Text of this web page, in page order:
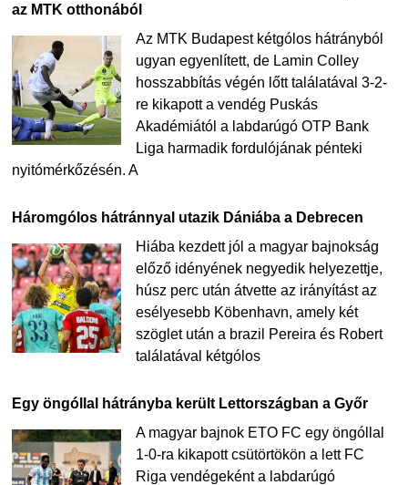
az MTK otthonából
Az MTK Budapest kétgólos hátrányból
ugyan egyenlített, de Lamin Colley
hosszabbítás végén lőtt találatával 3-2-
re kikapott a vendég Puskás
Akadémiától a labdarúgó OTP Bank
Liga harmadik fordulójának pénteki
nyitómérkőzésén. A
Háromgólos hátránnyal utazik Dániába a Debrecen
Hiába kezdett jól a magyar bajnokság
előző idényének negyedik helyezettje,
húsz perc után átvette az irányítást az
esélyesebb Köbenhavn, amely két
szöglet után a brazil Pereira és Robert
találatával kétgólos
Egy öngóllal hátrányba került Lettországban a Győr
A magyar bajnok ETO FC egy öngóllal
1-0-ra kikapott csütörtökön a lett FC
Riga vendégeként a labdarúgó